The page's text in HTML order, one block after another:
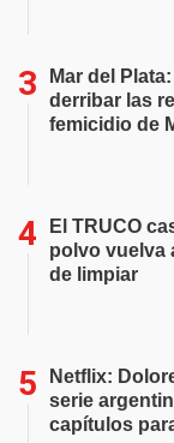
Mar del
derribar las
femicidio de
El TRUCO
polvo vuelva
de limpiar
Netflix:
serie
capítulos